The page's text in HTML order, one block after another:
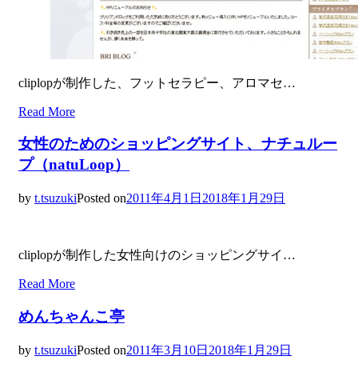
cliplopが制作した、フットセラピー、アロマセ…
Read More
女性のためのショッピングサイト、ナチュルー
プ（natuLoop）
by t.tsuzukiPosted on2011年4月1日 2018年1月29日
cliplopが制作した女性向けのショッピングサイ…
Read More
めんちゃんこ亭
by t.tsuzukiPosted on2011年3月10日 2018年1月29日